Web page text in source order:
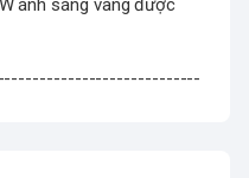
ánh sáng vàng được